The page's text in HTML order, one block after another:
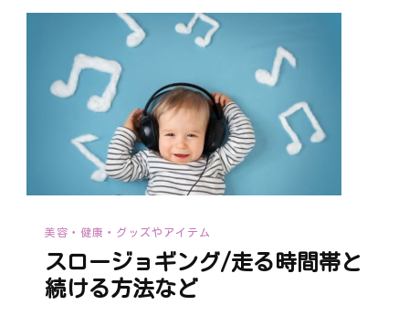
美容・健康・グッズやアイテム
スロージョギング/走る時間帯と
続ける方法など